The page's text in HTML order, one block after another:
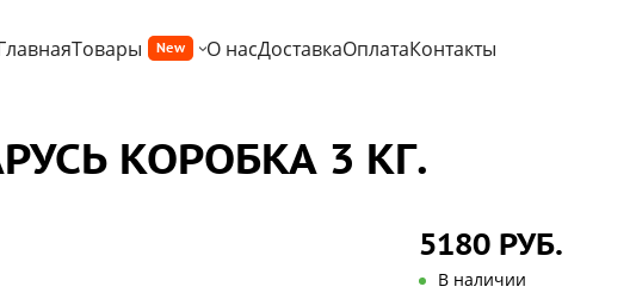
Товары New О насДоставкаОплатаКонтакты
КОРОБКА 3 КГ.
5180 РУБ.
В наличии